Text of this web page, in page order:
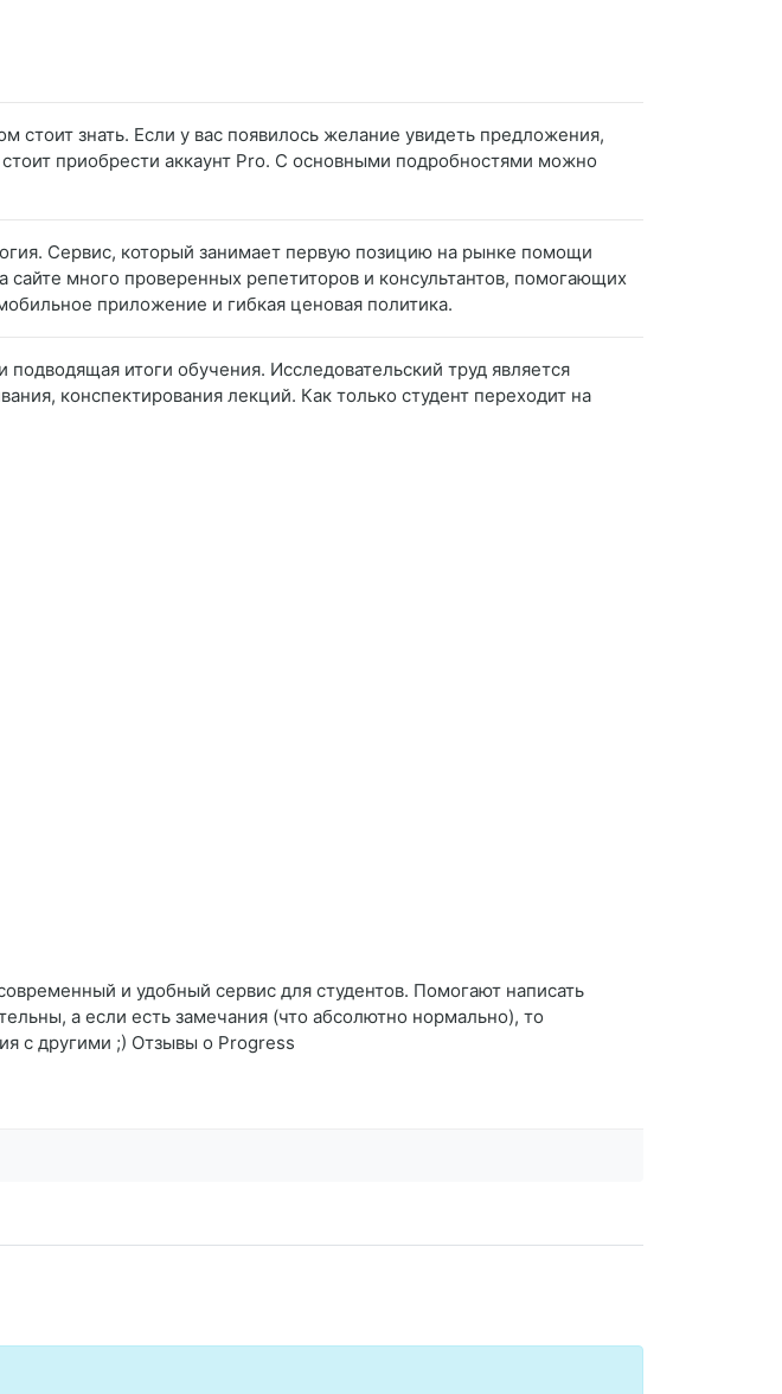
знать. Если у вас появилось желание увидеть предложения,
приобрести аккаунт Pro. С основными подробностями можно
Сервис, который занимает первую позицию на рынке помощи
много проверенных репетиторов и консультантов, помогающих
приложение и гибкая ценовая политика.
итоги обучения. Исследовательский труд является
конспектирования лекций. Как только студент переходит на
и удобный сервис для студентов. Помогают написать
а если есть замечания (что абсолютно нормально), то
с другими ;) Отзывы о Progress